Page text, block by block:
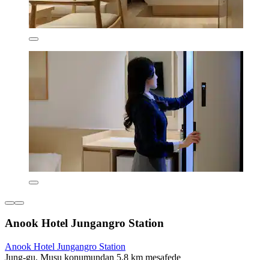
Anook Hotel Jungangro Station
Anook Hotel Jungangro Station
Jung-gu, Musu konumundan 5,8 km mesafede